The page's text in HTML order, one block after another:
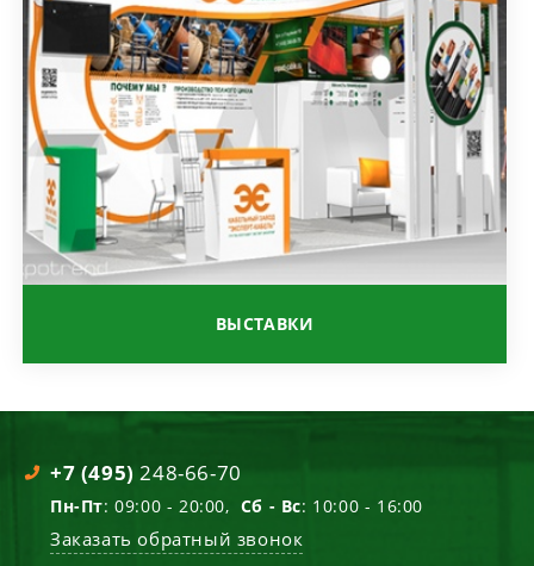
ВЫСТАВКИ
+7 (495) 248-66-70
Пн-Пт: 09:00 - 20:00, Сб - Вс: 10:00 - 16:00
Заказать обратный звонок